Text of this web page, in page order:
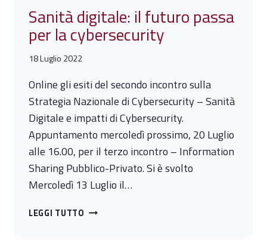
Sanità digitale: il futuro passa
per la cybersecurity
18 Luglio 2022
Online gli esiti del secondo incontro sulla
Strategia Nazionale di Cybersecurity – Sanità
Digitale e impatti di Cybersecurity.
Appuntamento mercoledì prossimo, 20 Luglio
alle 16.00, per il terzo incontro – Information
Sharing Pubblico-Privato. Si è svolto
Mercoledì 13 Luglio il…
LEGGI TUTTO SANITÀ